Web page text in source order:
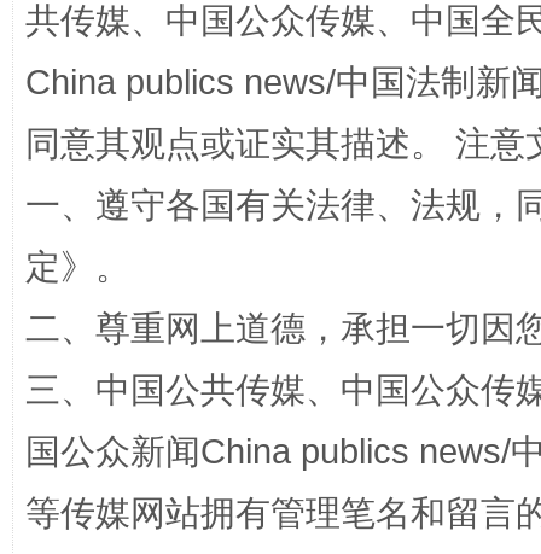
解纷+调解+退费，一次搞定
站台名比不上好声名
共传媒、中国公众传媒、中国全
China publics news/中国法制新
同意其观点或证实其描述。 注
一、遵守各国有关法律、法规，
定》。
二、尊重网上道德，承担一切因
三、中国公共传媒、中国公众传
国公众新闻China publics news/
等传媒网站拥有管理笔名和留言